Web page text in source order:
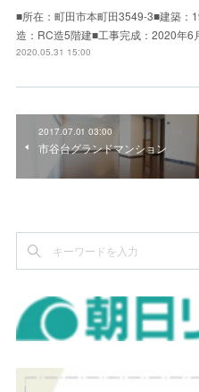
■所在：町田市本町田3549-3■建築：
造：RC造5階建■工事完成：2020年
2020.05.31 15:00
2017.07.01 03:00
市谷台グランドマンション